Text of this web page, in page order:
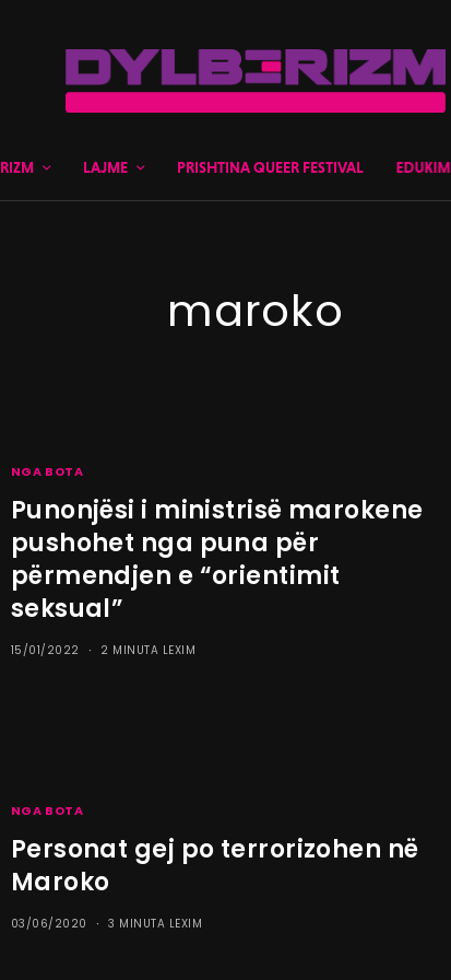
LAJME PRISHTINA QUEER FESTIVAL EDUKIM
maroko
NGA BOTA
Punonjësi i ministrisë marokene
pushohet nga puna për
përmendjen e “orientimit
seksual”
15/01/2022 2 MINUTA LEXIM
NGA BOTA
Personat gej po terrorizohen në
Maroko
03/06/2020 3 MINUTA LEXIM